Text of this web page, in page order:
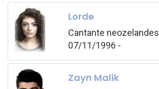
Lorde
Cantante
07/11/1996 -
Zayn Malik